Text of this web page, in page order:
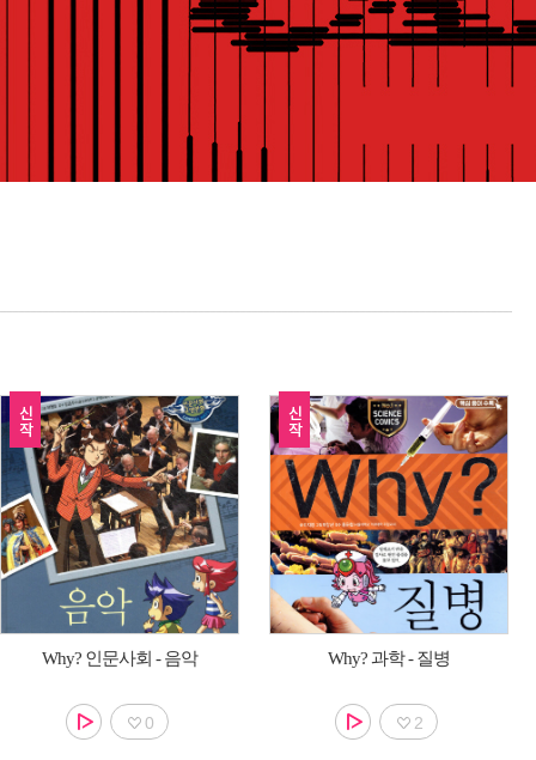
Why? 인문사회 - 음악
0
Why? 과학 - 질병
2